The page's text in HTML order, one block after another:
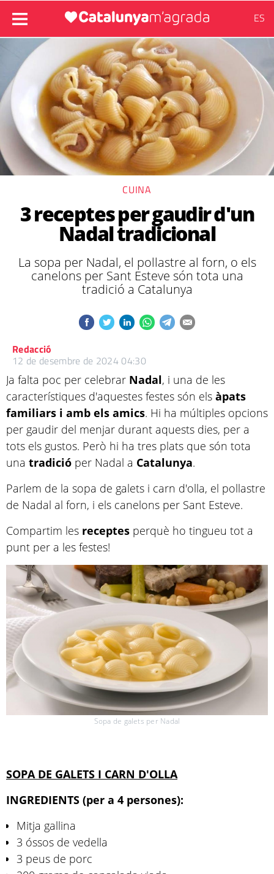
ES
CUINA
3 receptes per gaudir d'un
Nadal tradicional
La sopa per Nadal, el pollastre al forn, o els
canelons per Sant Esteve són tota una
tradició a Catalunya
Redacció
12 de desembre de 2024 04:30
Ja falta poc per celebrar Nadal, i una de les
característiques d'aquestes festes són els àpats
familiars i amb els amics. Hi ha múltiples opcions
per gaudir del menjar durant aquests dies, per a
tots els gustos. Però hi ha tres plats que són tota
una tradició per Nadal a Catalunya.
Parlem de la sopa de galets i carn d'olla, el pollastre
de Nadal al forn, i els canelons per Sant Esteve.
Compartim les receptes perquè ho tingueu tot a
punt per a les festes!
Sopa de galets per Nadal
SOPA DE GALETS I CARN D'OLLA
INGREDIENTS (per a 4 persones):
Mitja gallina
3 óssos de vedella
3 peus de porc